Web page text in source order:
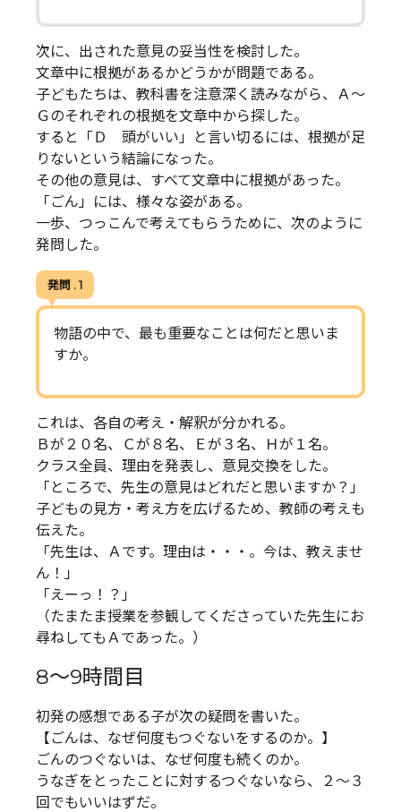
次に、出された意見の妥当性を検討した。
文章中に根拠があるかどうかが問題である。
子どもたちは、教科書を注意深く読みながら、Ａ～
Ｇのそれぞれの根拠を文章中から探した。
すると「Ｄ 頭がいい」と言い切るには、根拠が足
りないという結論になった。
その他の意見は、すべて文章中に根拠があった。
「ごん」には、様々な姿がある。
一歩、つっこんで考えてもらうために、次のように
発問した。
発問 . 1
物語の中で、最も重要なことは何だと思いま
すか。
これは、各自の考え・解釈が分かれる。
Ｂが２０名、Ｃが８名、Ｅが３名、Ｈが１名。
クラス全員、理由を発表し、意見交換をした。
「ところで、先生の意見はどれだと思いますか？」
子どもの見方・考え方を広げるため、教師の考えも
伝えた。
「先生は、Ａです。理由は・・・。今は、教えませ
ん！」
「えーっ！？」
（たまたま授業を参観してくださっていた先生にお
尋ねしてもＡであった。）
8～9時間目
初発の感想である子が次の疑問を書いた。
【ごんは、なぜ何度もつぐないをするのか。】
ごんのつぐないは、なぜ何度も続くのか。
うなぎをとったことに対するつぐないなら、２～３
回でもいいはずだ。